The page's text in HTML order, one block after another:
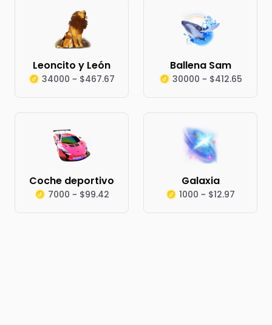
Leoncito y León
34000 ~ $467.67
Ballena Sam
30000 ~ $412.65
Coche deportivo
7000 ~ $99.42
Galaxia
1000 ~ $12.97